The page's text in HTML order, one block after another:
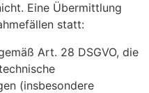
Eine Übermittlung
statt:
Art. 28 DSGVO, die
(insbesondere